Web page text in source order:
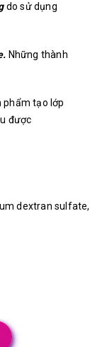
do sử dụng
Những thành
phẩm tạo lớp
được
dextran sulfate,